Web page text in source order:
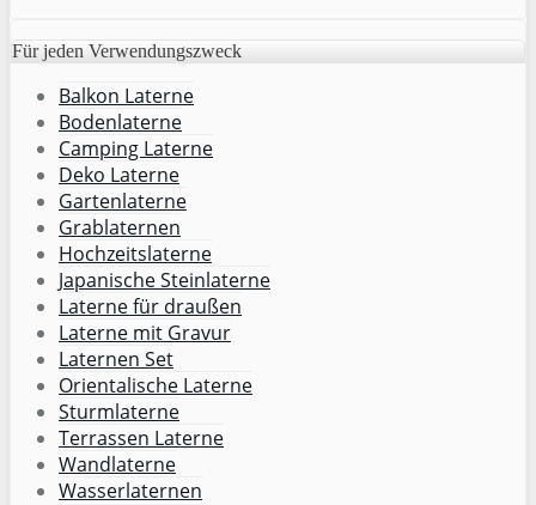
Für jeden Verwendungszweck
Balkon Laterne
Bodenlaterne
Camping Laterne
Deko Laterne
Gartenlaterne
Grablaternen
Hochzeitslaterne
Japanische Steinlaterne
Laterne für draußen
Laterne mit Gravur
Laternen Set
Orientalische Laterne
Sturmlaterne
Terrassen Laterne
Wandlaterne
Wasserlaternen